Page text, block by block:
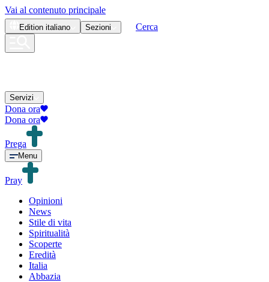
Vai al contenuto principale
Edition italiano Sezioni Cerca
Servizi
Dona ora
Dona ora
Prega
Menu
Pray
Opinioni
News
Stile di vita
Spiritualità
Scoperte
Eredità
Italia
Abbazia